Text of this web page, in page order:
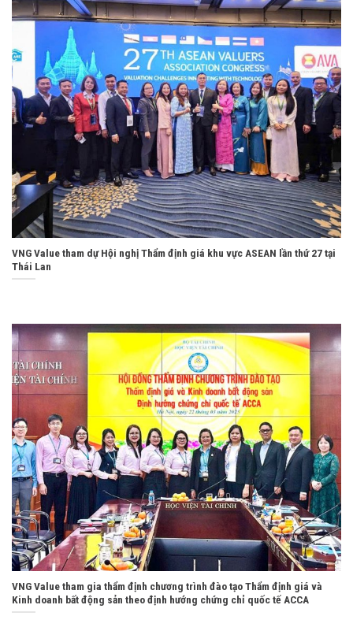
VNG Value tham dự Hội nghị Thẩm định giá khu vực ASEAN lần thứ 27 tại
Thái Lan
VNG Value tham gia thẩm định chương trình đào tạo Thẩm định giá và
Kinh doanh bất động sản theo định hướng chứng chỉ quốc tế ACCA